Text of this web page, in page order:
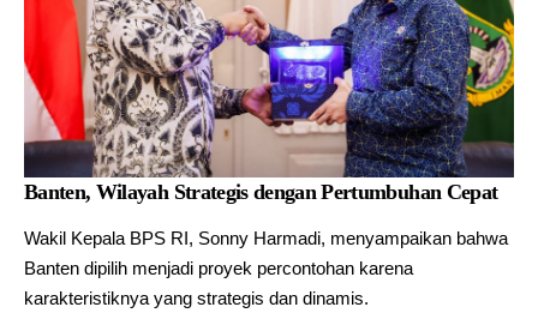
Banten, Wilayah Strategis dengan Pertumbuhan Cepat
Wakil Kepala BPS RI, Sonny Harmadi, menyampaikan bahwa
Banten dipilih menjadi proyek percontohan karena
karakteristiknya yang strategis dan dinamis.